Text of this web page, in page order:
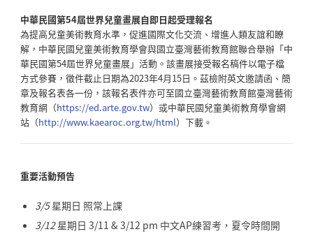
中華民國第54屆世界兒童畫展自即日起受理報名
為提高兒童美術教育水準，促進國際文化交流、 增進人類友誼和瞭
解， 中華民國兒童美術教育學會與國立臺灣藝術教育館聯合舉辦「中
華民國第54屆世界兒童畫展」活動。 該畫展接受報名稿件以電子檔
方式參賽， 徵件截止日期為2023年4月15日。茲檢附英文邀請函、 簡
章及報名表各一份， 該報名表件亦可至國立臺灣藝術教育館臺灣藝術
教育網（https://ed.arte.gov.tw） 或中華民國兒童美術教育學會網
站（http://www.kaearoc.org.tw/html）下載。
重要活動預告
3/5星期日 照常上課
3/12星期日 3/11 & 3/12 pm 中文AP練習考，夏令時間開